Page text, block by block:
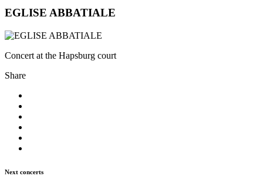
EGLISE ABBATIALE
Concert at the Hapsburg court
Share
Next concerts